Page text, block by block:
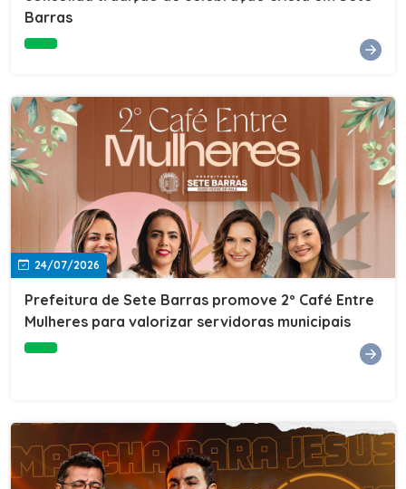
e do Instituto de Desenvolvimento Profissional
fundador da empresa Seu Consultor.Inscrições: FAÇA
AQUI
Barras
24/07/2026
Prefeitura de Sete Barras promove 2º Café Entre
Mulheres para valorizar servidoras municipais